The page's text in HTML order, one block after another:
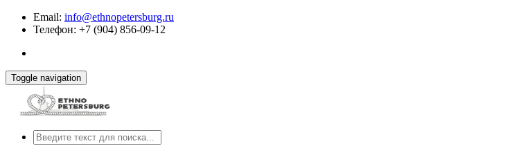
Email: info@ethnopetersburg.ru
Телефон: +7 (904) 856-09-12
Toggle navigation